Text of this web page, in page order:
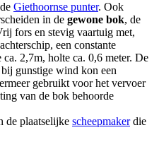
Giethoornse punter. Ook
in de gewone bok, de
fors en stevig vaartuig met,
een constante
2,7m, holte ca. 0,6 meter. De
bij gunstige wind kon een
gebruikt voor het vervoer
van de bok behoorde
de plaatselijke scheepmakerdie